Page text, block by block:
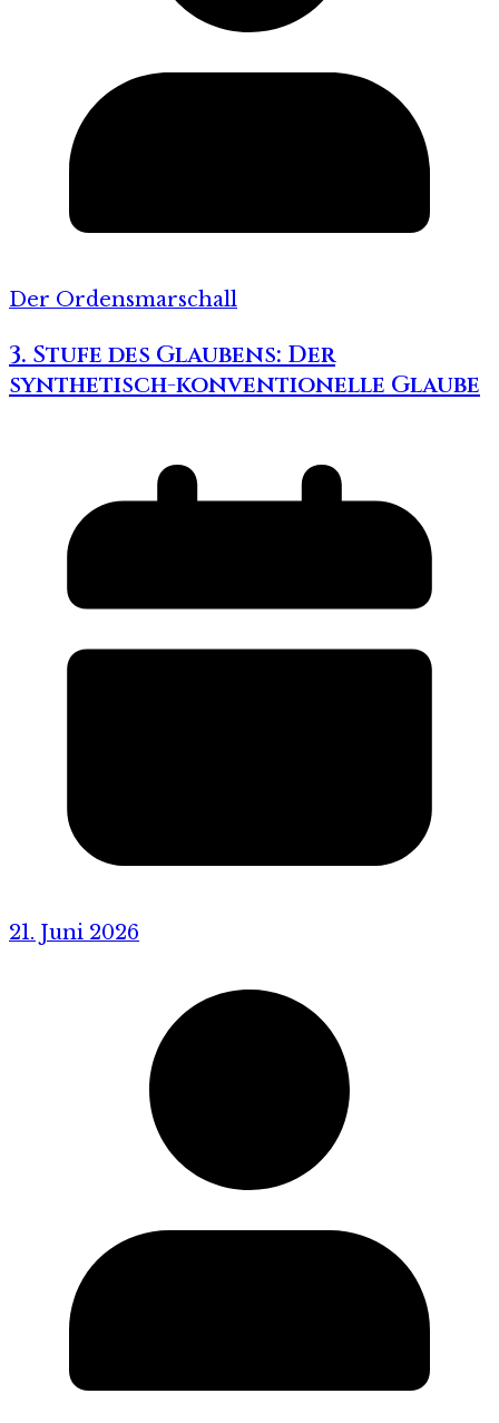
Der Ordensmarschall
3. Stufe des Glaubens: Der
synthetisch-konventionelle Glaube
21. Juni 2026